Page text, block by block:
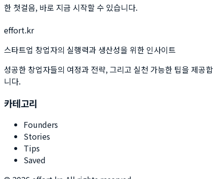
한 첫걸음, 바로 지금 시작할 수 있습니다.
effort.kr
스타트업 창업자의 실행력과 생산성을 위한 인사이트
성공한 창업자들의 여정과 전략, 그리고 실천 가능한 팁을 제공합
니다.
카테고리
Founders
Stories
Tips
Saved